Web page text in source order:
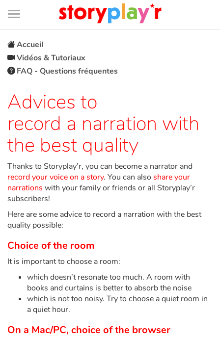
Connexion
Bibliothèque
de
page
Menu
Je me connecte
Tester gratuitement
Bibliothèque
Prix
Accueil
Contes d'ici et d'ailleurs
Fable, mythe, littérature et poésie
Princesses et princes, rois, reines et dragons
Ogres, monstres et sorcières
Héroïnes et héros
Accueil
Vidéos & Tutoriaux
FAQ - Questions fréquentes
Advices to
record a narration with
the best quality
Thanks to Storyplay’r, you can become a narrator and
record your voice on a story. You can also share your
narrations with your family or friends or all Storyplay’r
subscribers!
Here are some advice to record a narration with the best
quality possible:
Choice of the room
It is important to choose a room:
which doesn’t resonate too much. A room with
books and curtains is better to absorb the noise
which is not too noisy. Try to choose a quiet room in
a quiet hour.
On a Mac/PC, choice of the browser